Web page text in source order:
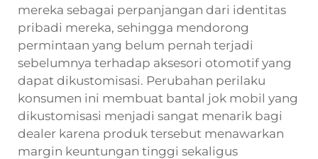
mereka sebagai perpanjangan dari identitas
pribadi mereka, sehingga mendorong
permintaan yang belum pernah terjadi
sebelumnya terhadap aksesori otomotif yang
dapat dikustomisasi. Perubahan perilaku
konsumen ini membuat bantal jok mobil yang
dikustomisasi menjadi sangat menarik bagi
dealer karena produk tersebut menawarkan
margin keuntungan tinggi sekaligus